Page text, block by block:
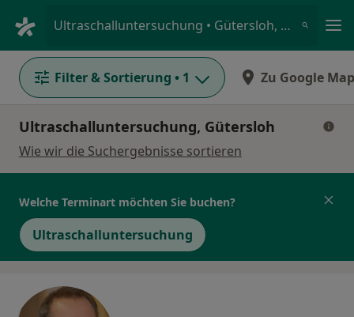
Ultraschalluntersuchung • Gütersloh, Nordrhein-Westfalen
Filter & Sortierung • 1 Zu Google
Ultraschalluntersuchung, Gütersloh
Wie wir die Suchergebnisse sortieren
Welche Terminart möchten Sie buchen?
Ultraschalluntersuchung